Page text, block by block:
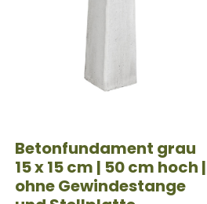
Betonfundament grau
15 x 15 cm | 50 cm hoch |
ohne Gewindestange